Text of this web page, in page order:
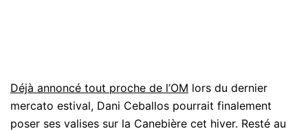
Déjà annoncé tout proche de l’OM lors du dernier
mercato estival, Dani Ceballos pourrait finalement
poser ses valises sur la Canebière cet hiver. Resté au